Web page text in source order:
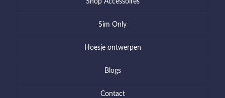
Sim Only
Hoesje ontwerpen
Blogs
Contact